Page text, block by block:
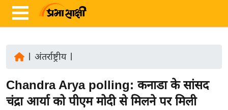
ज़ा
ख
अंतर्राष्ट्रीय|
Chandra Arya polling: कनाडा के सांसद
चंद्रा आर्या को पीएम मोदी से मिलने पर मिली